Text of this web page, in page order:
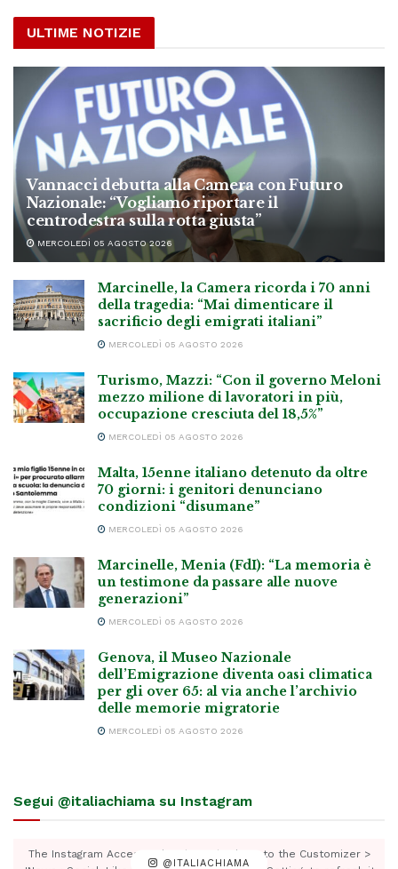
ULTIME NOTIZIE
Vannacci debutta alla Camera con Futuro
Nazionale: “Vogliamo riportare il
centrodestra sulla rotta giusta”
MERCOLEDÌ 05 AGOSTO 2026
Marcinelle, la Camera ricorda i 70 anni
della tragedia: “Mai dimenticare il
sacrificio degli emigrati italiani”
MERCOLEDÌ 05 AGOSTO 2026
Turismo, Mazzi: “Con il governo Meloni
mezzo milione di lavoratori in più,
occupazione cresciuta del 18,5%”
MERCOLEDÌ 05 AGOSTO 2026
Malta, 15enne italiano detenuto da oltre
70 giorni: i genitori denunciano
condizioni “disumane”
MERCOLEDÌ 05 AGOSTO 2026
Marcinelle, Menia (FdI): “La memoria è
un testimone da passare alle nuove
generazioni”
MERCOLEDÌ 05 AGOSTO 2026
Genova, il Museo Nazionale
dell’Emigrazione diventa oasi climatica
per gli over 65: al via anche l’archivio
delle memorie migratorie
MERCOLEDÌ 05 AGOSTO 2026
Segui @italiachiama su Instagram
@ITALIACHIAMA
The Instagram Access Token is expired, Go to the Customizer >